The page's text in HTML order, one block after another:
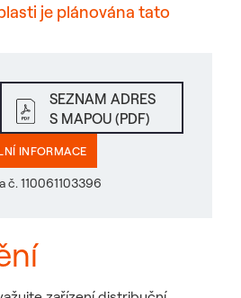
je plánována tato
SEZNAM ADRES
S MAPOU (PDF)
INFORMACE
č. 110061103396